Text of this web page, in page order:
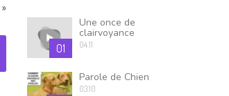
»
01
Une once de
clairvoyance
04.11
Parole de Chien
03.10